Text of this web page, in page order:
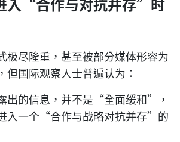
极尽隆重，甚至被部分媒体形容为
国际观察人士普遍认为：
出的信息，并不是“全面缓和”，
入一个“合作与战略对抗并存”的